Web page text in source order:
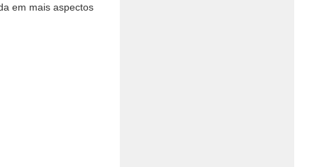
em mais aspectos